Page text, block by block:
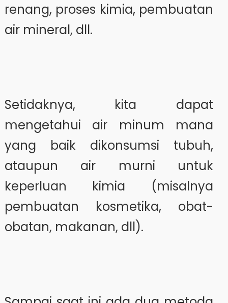
renang, proses kimia, pembuatan
air mineral, dll.
Setidaknya, kita dapat
mengetahui air minum mana
yang baik dikonsumsi tubuh,
ataupun air murni untuk
keperluan kimia (misalnya
pembuatan kosmetika, obat-
obatan, makanan, dll).